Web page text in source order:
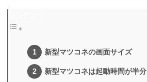
新型マツコネの画面サイズ
新型マツコネは起動時間が半分